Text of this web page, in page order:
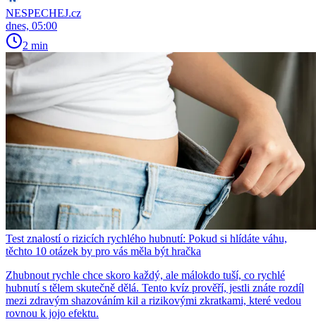
NESPECHEJ.cz
dnes, 05:00
2 min
Test znalostí o rizicích rychlého hubnutí: Pokud si hlídáte váhu,
těchto 10 otázek by pro vás měla být hračka
Zhubnout rychle chce skoro každý, ale málokdo tuší, co rychlé
hubnutí s tělem skutečně dělá. Tento kvíz prověří, jestli znáte rozdíl
mezi zdravým shazováním kil a rizikovými zkratkami, které vedou
rovnou k jojo efektu.